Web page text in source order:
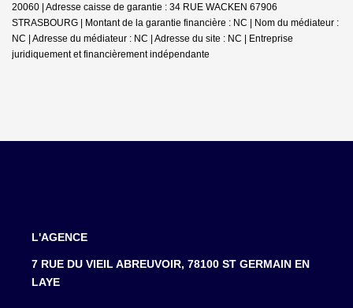
20060 | Adresse caisse de garantie : 34 RUE WACKEN 67906
STRASBOURG | Montant de la garantie financière : NC | Nom du médiateur :
NC | Adresse du médiateur : NC | Adresse du site : NC | Entreprise
juridiquement et financièrement indépendante
L'AGENCE
7 RUE DU VIEIL ABREUVOIR, 78100 ST GERMAIN EN
LAYE